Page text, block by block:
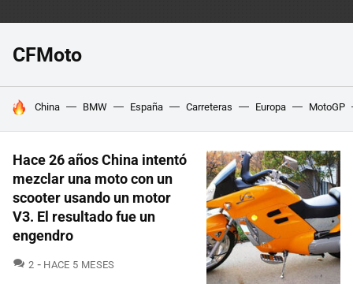
CFMoto
HOY SE HABLA DE
China BMW España Carreteras Europa MotoGP
Hace 26 años China intentó
mezclar una moto con un
scooter usando un motor
V3. El resultado fue un
engendro
2 COMENTARIOS
HACE 5 MESES